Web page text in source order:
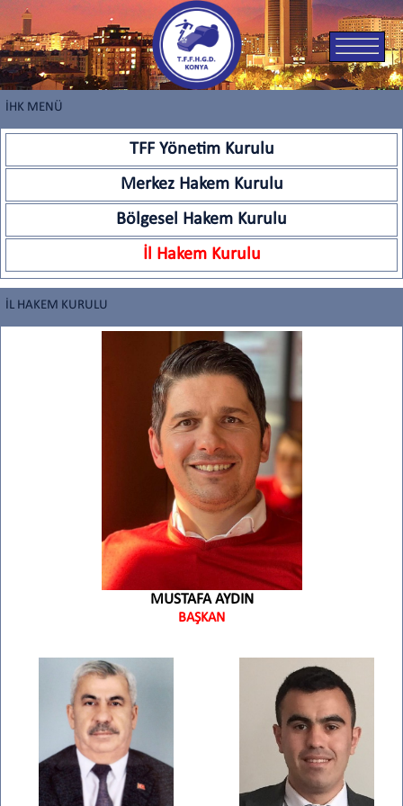
İHK MENÜ
TFF Yönetim Kurulu
Merkez Hakem Kurulu
Bölgesel Hakem Kurulu
İl Hakem Kurulu
İL HAKEM KURULU
MUSTAFA AYDIN
BAŞKAN